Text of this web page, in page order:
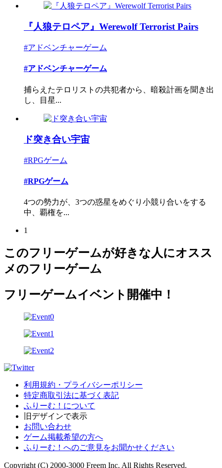
『人狼テロペア』Werewolf Terrorist Pairs
#アドベンチャーゲーム
#アドベンチャーゲーム
捕らえたテロリストの共犯者から、暗殺計画を聞き出
し、目星...
ド突き合い宇宙
#RPGゲーム
#RPGゲーム
4つの勢力が、3つの惑星をめぐり小競り合いをする
中、覇権を...
1
このフリーゲームが好きな人にオスス
メのフリーゲーム
フリーゲームイベント開催中！
利用規約・プライバシーポリシー
特定商取引法に基づく表記
ふりーむ！について
旧デザインで表示
お問い合わせ
ゲーム掲載希望の方へ
ふりーむ！へのご意見をお聞かせください
Copyright (C) 2000-3000 Freem Inc. All Rights Reserved.